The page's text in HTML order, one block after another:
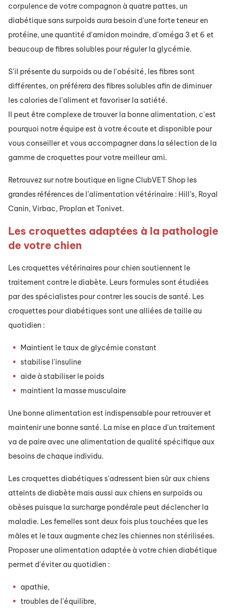
corpulence de votre compagnon à quatre pattes, un
diabétique sans surpoids aura besoin d'une forte teneur en
protéine, une quantité d'amidon moindre, d’oméga 3 et 6 et
beaucoup de fibres solubles pour réguler la glycémie.
S'il présente du surpoids ou de l'obésité, les fibres sont
différentes, on préférera des fibres solubles afin de diminuer
les calories de l'aliment et favoriser la satiété.
Il peut être complexe de trouver la bonne alimentation, c'est
pourquoi notre équipe est à votre écoute et disponible pour
vous conseiller et vous accompagner dans la sélection de la
gamme de croquettes pour votre meilleur ami.
Retrouvez sur notre boutique en ligne ClubVET Shop les
grandes références de l’alimentation vétérinaire : Hill’s, Royal
Canin, Virbac, Proplan et Tonivet.
Les croquettes adaptées à la pathologie
de votre chien
Les croquettes vétérinaires pour chien soutiennent le
traitement contre le diabète. Leurs formules sont étudiées
par des spécialistes pour contrer les soucis de santé. Les
croquettes pour diabétiques sont une alliées de taille au
quotidien :
Maintient le taux de glycémie constant
stabilise l'insuline
aide à stabiliser le poids
maintient la masse musculaire
Une bonne alimentation est indispensable pour retrouver et
maintenir une bonne santé. La mise en place d'un traitement
va de paire avec une alimentation de qualité spécifique aux
besoins de chaque individu.
Les croquettes diabétiques s'adressent bien sûr aux chiens
atteints de diabète mais aussi aux chiens en surpoids ou
obèses puisque la surcharge pondérale peut déclencher la
maladie. Les femelles sont deux fois plus touchées que les
mâles et le taux augmente chez les chiennes non stérilisées.
Proposer une alimentation adaptée à votre chien diabétique
permet d'éviter au quotidien :
apathie,
troubles de l'équilibre,